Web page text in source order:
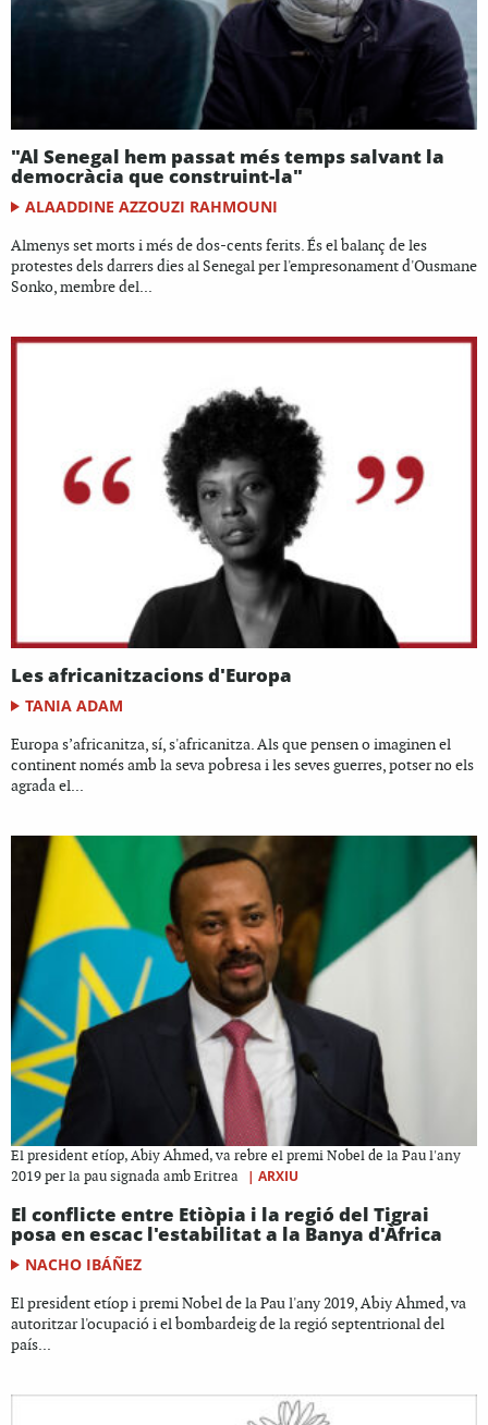
"Al Senegal hem passat més temps salvant la
democràcia que construint-la"
ALAADDINE AZZOUZI RAHMOUNI
Almenys set morts i més de dos-cents ferits. És el balanç de les
protestes dels darrers dies al Senegal per l'empresonament d'Ousmane
Sonko, membre del...
Les africanitzacions d'Europa
TANIA ADAM
Europa s’africanitza, sí, s'africanitza. Als que pensen o imaginen el
continent només amb la seva pobresa i les seves guerres, potser no els
agrada el...
El president etíop, Abiy Ahmed, va rebre el premi Nobel de la Pau l'any
2019 per la pau signada amb Eritrea
| ARXIU
El conflicte entre Etiòpia i la regió del Tigrai
posa en escac l'estabilitat a la Banya d'Àfrica
NACHO IBÁÑEZ
El president etíop i premi Nobel de la Pau l'any 2019, Abiy Ahmed, va
autoritzar l'ocupació i el bombardeig de la regió septentrional del
país...